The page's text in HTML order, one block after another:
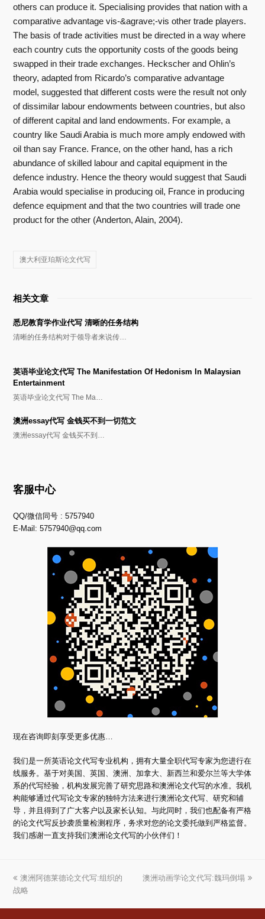
others can produce it. Specialising provides that nation with a
comparative advantage vis-&agrave;-vis other trade players.
The basis of trade activities must be directed in a way where
each country cuts the opportunity costs of the goods being
swapped in their trade exchanges. Heckscher and Ohlin’s
theory, adapted from Ricardo’s comparative advantage
model, suggested that different costs were the result not only
of dissimilar labour endowments between countries, but also
of different capital and land endowments. For example, a
country like Saudi Arabia is much more amply endowed with
oil than say France. France, on the other hand, has a rich
abundance of skilled labour and capital equipment in the
defence industry. Hence the theory would suggest that Saudi
Arabia would specialise in producing oil, France in producing
defence equipment and that the two countries will trade one
product for the other (Anderton, Alain, 2004).
澳大利亚珀斯论文代写
相关文章
悉尼教育学作业代写 清晰的任务结构
清晰的任务结构对于领导者来说传…
英语毕业论文代写 The Manifestation Of Hedonism In Malaysian
Entertainment
英语毕业论文代写 The Ma…
澳洲essay代写 金钱买不到一切范文
澳洲essay代写 金钱买不到…
客服中心
QQ/微信同号 : 5757940
E-Mail:5757940@qq.com
现在咨询即刻享受更多优惠…
我们是一所英语论文代写专业机构，拥有大量全职代写专家为您进行在
线服务。基于对美国、英国、澳洲、加拿大、新西兰和爱尔兰等大学体
系的代写经验，机构发展完善了研究思路和澳洲论文代写的水准。我机
构能够通过代写论文专家的独特方法来进行澳洲论文代写、研究和辅
导，并且得到了广大客户以及家长认知。与此同时，我们也配备有严格
的论文代写反抄袭质量检测程序，务求对您的论文委托做到严格监督。
我们感谢一直支持我们澳洲论文代写的小伙伴们！
上
一
澳洲阿德莱德论文代写:组织的
战略
下
澳洲动画学论文代写:魏玛倒塌